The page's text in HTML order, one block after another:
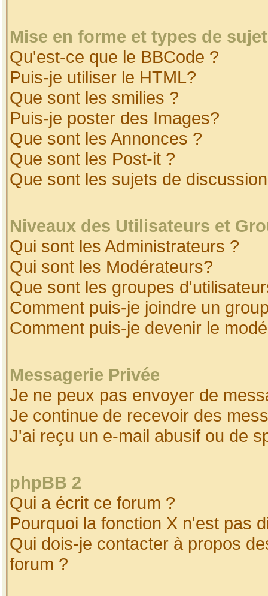
Mise en forme et types de
Qu'est-ce que le BBCode ?
Puis-je utiliser le HTML?
Que sont les smilies ?
Puis-je poster des Images?
Que sont les Annonces ?
Que sont les Post-it ?
Que sont les sujets de
Niveaux des Utilisateurs et
Qui sont les Administrateurs ?
Qui sont les Modérateurs?
Que sont les groupes
Comment puis-je joindre un
Comment puis-je devenir le
Messagerie Privée
Je ne peux pas envoyer de
Je continue de recevoir des
J'ai reçu un e-mail abusif ou de
phpBB 2
Qui a écrit ce forum ?
Pourquoi la fonction X n'est pas
Qui dois-je contacter à propos
forum ?